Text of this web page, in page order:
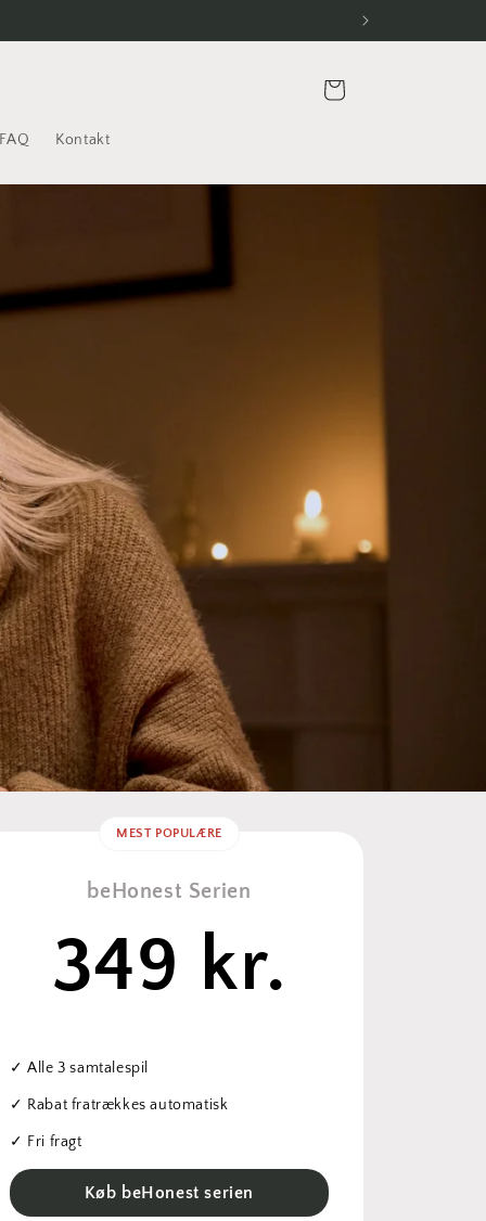
FAQ Kontakt
Indkøbskurv
MEST POPULÆRE
beHonest Serien
349 kr.
✓ Alle 3 samtalespil
✓ Rabat fratrækkes automatisk
✓ Fri fragt
Køb beHonest serien